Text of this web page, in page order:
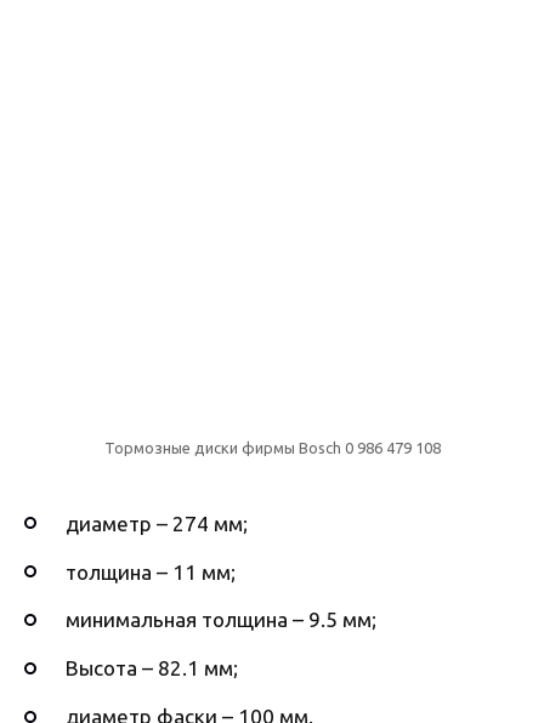
Тормозные диски фирмы Bosch 0 986 479 108
диаметр – 274 мм;
толщина – 11 мм;
минимальная толщина – 9.5 мм;
Высота – 82.1 мм;
диаметр фаски – 100 мм.